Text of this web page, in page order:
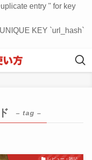
entry '' for key
KEY `url_hash`
– tag –
レビュー・雑記